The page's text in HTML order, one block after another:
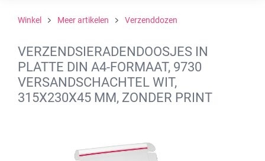
Winkel Meer artikelen Verzenddozen
VERZENDSIERADENDOOSJES IN
PLATTE DIN A4-FORMAAT, 9730
VERSANDSCHACHTEL WIT,
315X230X45 MM, ZONDER PRINT